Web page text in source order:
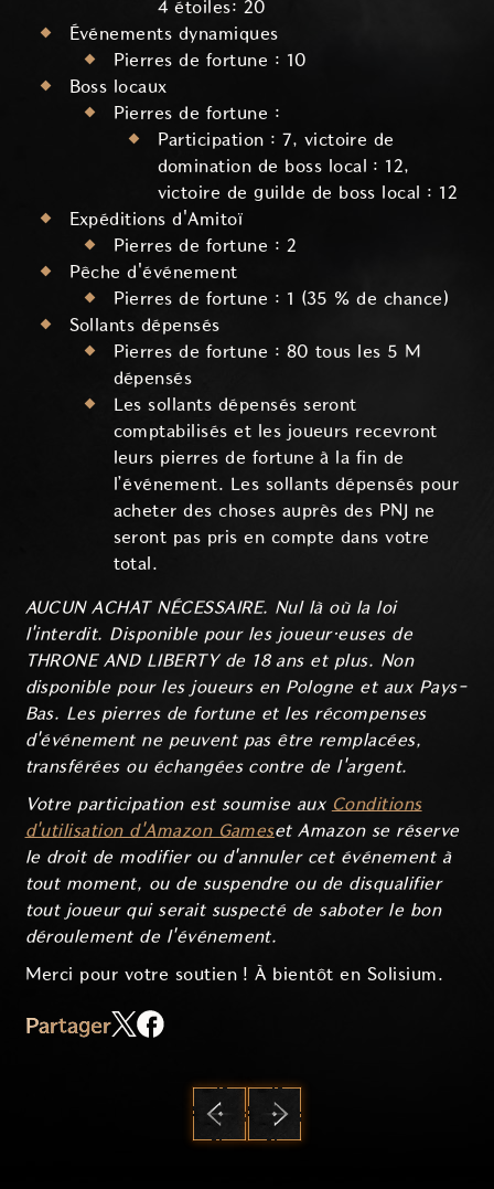
4 étoiles: 20
Événements dynamiques
Pierres de fortune : 10
Boss locaux
Pierres de fortune :
Participation : 7, victoire de
domination de boss local : 12,
victoire de guilde de boss local : 12
Expéditions d'Amitoï
Pierres de fortune : 2
Pêche d'événement
Pierres de fortune : 1 (35 % de chance)
Sollants dépensés
Pierres de fortune : 80 tous les 5 M
dépensés
Les sollants dépensés seront
comptabilisés et les joueurs recevront
leurs pierres de fortune à la fin de
l’événement. Les sollants dépensés pour
acheter des choses auprès des PNJ ne
seront pas pris en compte dans votre
total.
AUCUN ACHAT NÉCESSAIRE. Nul là où la loi
l'interdit. Disponible pour les joueur·euses de
THRONE AND LIBERTY de 18 ans et plus. Non
disponible pour les joueurs en Pologne et aux Pays-
Bas. Les pierres de fortune et les récompenses
d'événement ne peuvent pas être remplacées,
transférées ou échangées contre de l'argent.
Votre participation est soumise aux Conditions
d'utilisation d'Amazon Gameset Amazon se réserve
le droit de modifier ou d'annuler cet événement à
tout moment, ou de suspendre ou de disqualifier
tout joueur qui serait suspecté de saboter le bon
déroulement de l'événement.
Merci pour votre soutien ! À bientôt en Solisium.
Partager